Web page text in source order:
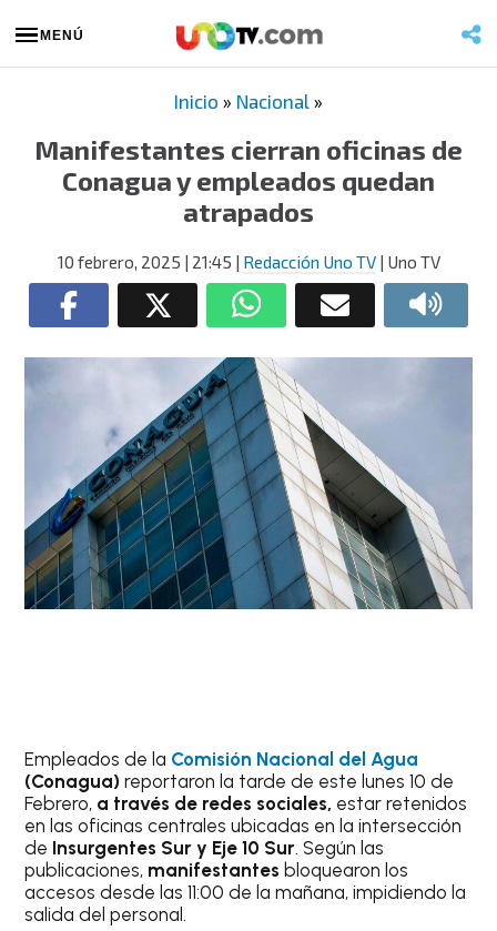
MENÚ
Inicio » Nacional »
Manifestantes cierran oficinas de
Conagua y empleados quedan
atrapados
10 febrero, 2025 | 21:45 | Redacción Uno TV| Uno TV
Empleados de la Comisión Nacional del Agua
(Conagua) reportaron la tarde de este lunes 10 de
Febrero, a través de redes sociales, estar retenidos
en las oficinas centrales ubicadas en la intersección
de Insurgentes Sur y Eje 10 Sur. Según las
publicaciones, manifestantes bloquearon los
accesos desde las 11:00 de la mañana, impidiendo la
salida del personal.